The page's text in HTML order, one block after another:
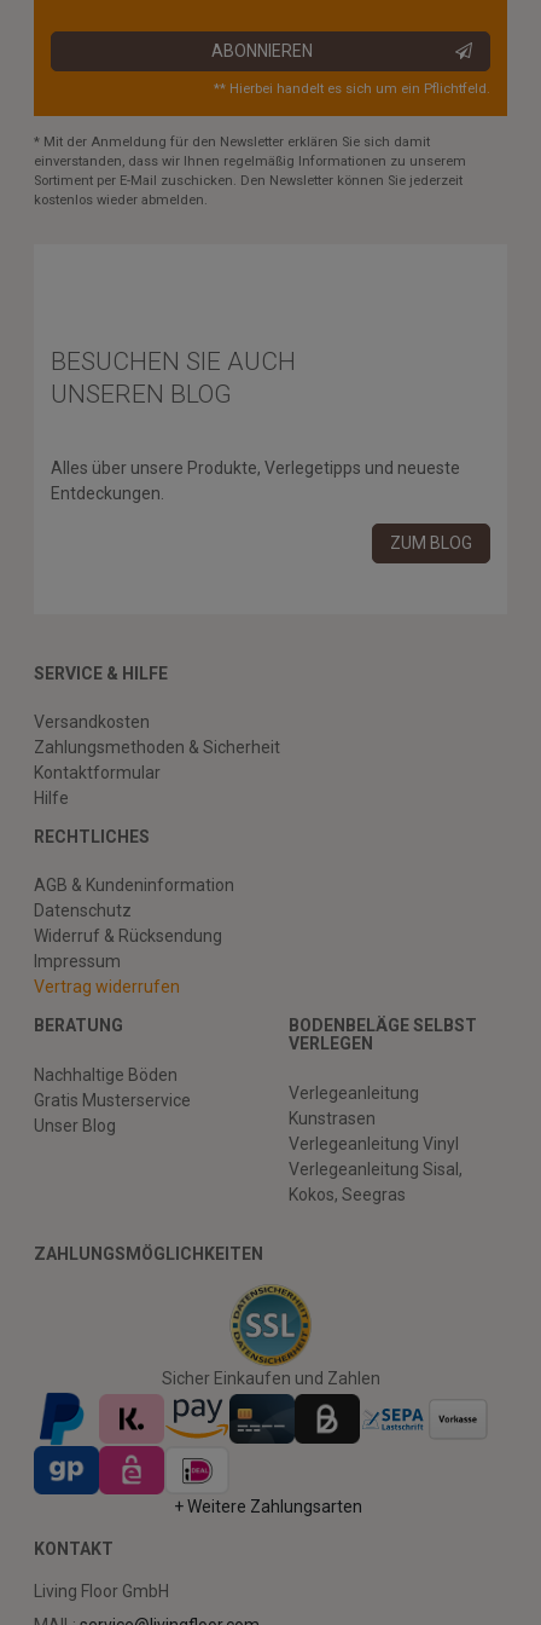
ABONNIEREN
** Hierbei handelt es sich um ein Pflichtfeld.
* Mit der Anmeldung für den Newsletter erklären Sie sich damit
einverstanden, dass wir Ihnen regelmäßig Informationen zu unserem
Sortiment per E-Mail zuschicken. Den Newsletter können Sie jederzeit
kostenlos wieder abmelden.
BESUCHEN SIE AUCH
UNSEREN BLOG
Alles über unsere Produkte, Verlegetipps und neueste
Entdeckungen.
ZUM BLOG
SERVICE & HILFE
Versandkosten
Zahlungsmethoden & Sicherheit
Kontaktformular
Hilfe
RECHTLICHES
AGB & Kundeninformation
Datenschutz
Widerruf & Rücksendung
Impressum
Vertrag widerrufen
BERATUNG
Nachhaltige Böden
Gratis Musterservice
Unser Blog
BODENBELÄGE SELBST
VERLEGEN
Verlegeanleitung
Kunstrasen
Verlegeanleitung Vinyl
Verlegeanleitung Sisal,
Kokos, Seegras
ZAHLUNGSMÖGLICHKEITEN
Sicher Einkaufen und Zahlen
+ Weitere Zahlungsarten
KONTAKT
Living Floor GmbH